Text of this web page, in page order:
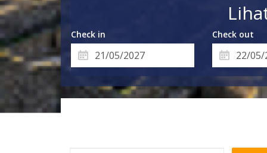
Check in Check out